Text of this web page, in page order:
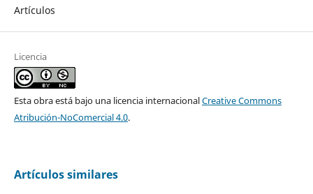
Artículos
Licencia
Esta obra está bajo una licencia internacionalCreative Commons
Atribución-NoComercial 4.0.
Artículos similares